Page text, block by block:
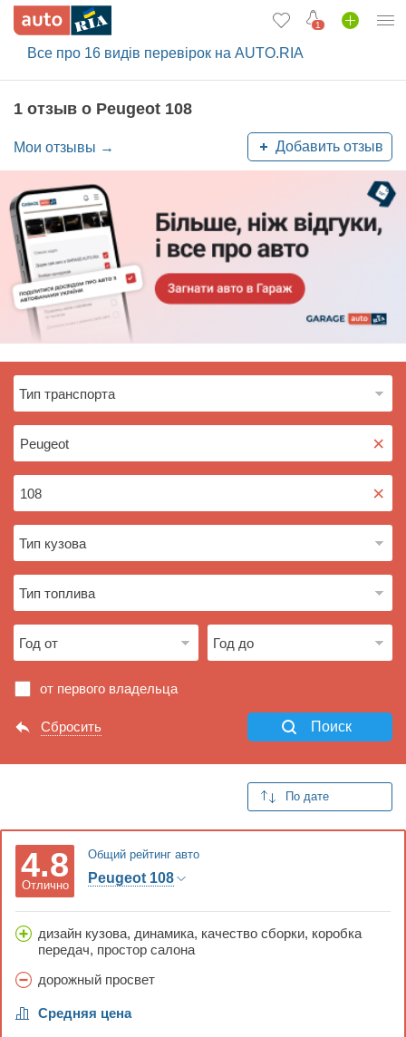
1
Вход в кабинет
Отзывы об авто
Все для авто
Загрузить приложение
Все про 16 видів перевірок на AUTO.RIA
1 отзыв о Peugeot 108
×
×
от первого владельца
Сбросить Поиск
Мои отзывы → Добавить отзыв
Отлично
4.8 Общий рейтинг авто
Peugeot 108
дизайн кузова, динамика, качество сборки, коробка
передач, простор салона
дорожный просвет
Средняя цена